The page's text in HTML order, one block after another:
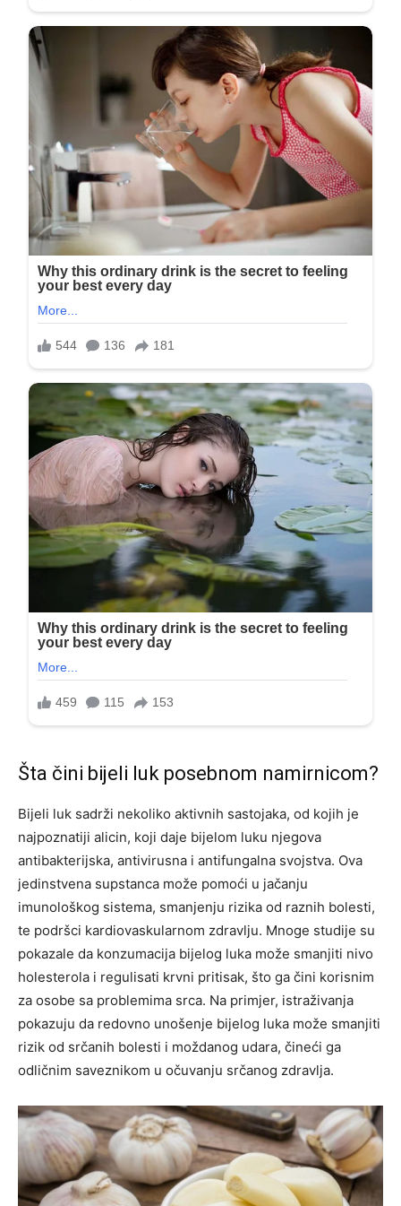
Šta čini bijeli luk posebnom namirnicom?
Bijeli luk sadrži nekoliko aktivnih sastojaka, od kojih je
najpoznatiji alicin, koji daje bijelom luku njegova
antibakterijska, antivirusna i antifungalna svojstva. Ova
jedinstvena supstanca može pomoći u jačanju
imunološkog sistema, smanjenju rizika od raznih bolesti,
te podršci kardiovaskularnom zdravlju. Mnoge studije su
pokazale da konzumacija bijelog luka može smanjiti nivo
holesterola i regulisati krvni pritisak, što ga čini korisnim
za osobe sa problemima srca. Na primjer, istraživanja
pokazuju da redovno unošenje bijelog luka može smanjiti
rizik od srčanih bolesti i moždanog udara, čineći ga
odličnim saveznikom u očuvanju srčanog zdravlja.